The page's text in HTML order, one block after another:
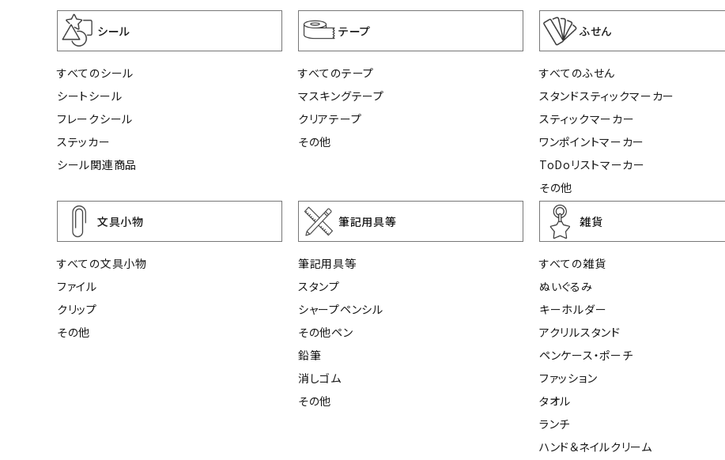
シール
すべてのシール
シートシール
フレークシール
ステッカー
シール関連商品
テープ
すべてのテープ
マスキングテープ
クリアテープ
その他
ふせん
すべてのふせん
スタンドスティックマーカー
スティックマーカー
ワンポイントマーカー
ToDoリストマーカー
その他
文具小物
すべての文具小物
ファイル
クリップ
その他
筆記用具等
筆記用具等
スタンプ
シャープペンシル
その他ペン
鉛筆
消しゴム
その他
雑貨
すべての雑貨
ぬいぐるみ
キーホルダー
アクリルスタンド
ペンケース・ポーチ
ファッション
タオル
ランチ
ハンド＆ネイルクリーム